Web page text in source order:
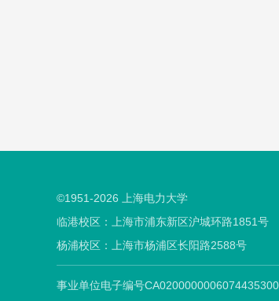
©1951-2026 上海电力大学
临港校区：上海市浦东新区沪城环路1851号
杨浦校区：上海市杨浦区长阳路2588号
事业单位电子编号